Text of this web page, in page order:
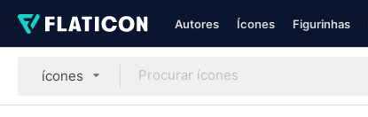
Autores Ícones Figurinhas
ícones